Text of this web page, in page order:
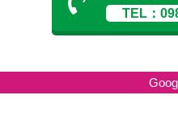
TEL：